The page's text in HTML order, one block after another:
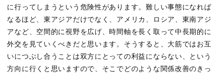
に行ってしまうという危険性があります。難しい事態になれば
なるほど、東アジアだけでなく、アメリカ、ロシア、東南アジ
アなど、空間的に視野を広げ、時間軸を長く取って中長期的に
外交を見ていくべきだと思います。そうすると、大筋ではお互
いにつぶし合うことは双方にとっての利益にならない、という
方向に行くと思いますので、そこでどのような関係改善のきっ